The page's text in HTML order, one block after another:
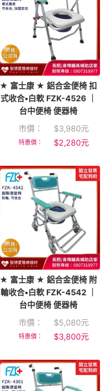
★ 富士康 ★ 鋁合金便椅 扣
式收合•白軟 FZK-4526 ｜
台中便椅 便器椅
市價：
$3,980元
特惠價： $2,280元
★ 富士康 ★ 鋁合金便椅 附
輪收合•白軟 FZK-4542 ｜
台中便椅 便器椅
市價：
$5,080元
特惠價： $3,800元